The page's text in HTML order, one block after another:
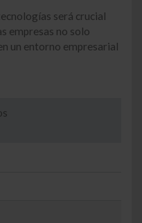
será crucial
empresas no solo
un entorno empresarial